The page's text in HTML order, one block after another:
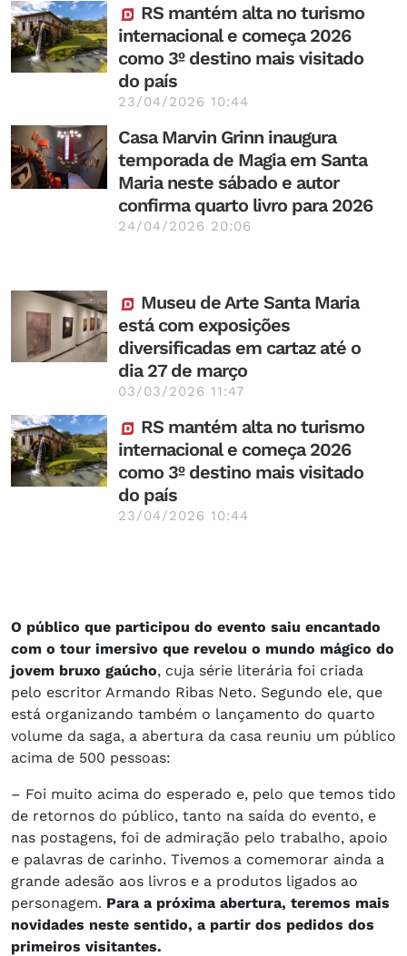
RS mantém alta no turismo
internacional e começa 2026
como 3º destino mais visitado
do país
23/04/2026 10:44
Casa Marvin Grinn inaugura
temporada de Magia em Santa
Maria neste sábado e autor
confirma quarto livro para 2026
24/04/2026 20:06
Museu de Arte Santa Maria
está com exposições
diversificadas em cartaz até o
dia 27 de março
03/03/2026 11:47
RS mantém alta no turismo
internacional e começa 2026
como 3º destino mais visitado
do país
23/04/2026 10:44
O público que participou do evento saiu encantado
com o tour imersivo que revelou o mundo mágico do
jovem bruxo gaúcho, cuja série literária foi criada
pelo escritor Armando Ribas Neto. Segundo ele, que
está organizando também o lançamento do quarto
volume da saga, a abertura da casa reuniu um público
acima de 500 pessoas:
– Foi muito acima do esperado e, pelo que temos tido
de retornos do público, tanto na saída do evento, e
nas postagens, foi de admiração pelo trabalho, apoio
e palavras de carinho. Tivemos a comemorar ainda a
grande adesão aos livros e a produtos ligados ao
personagem. Para a próxima abertura, teremos mais
novidades neste sentido, a partir dos pedidos dos
primeiros visitantes.